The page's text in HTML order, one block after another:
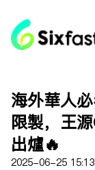
海外華人
限制，王
出爐🔥
2025-06-25